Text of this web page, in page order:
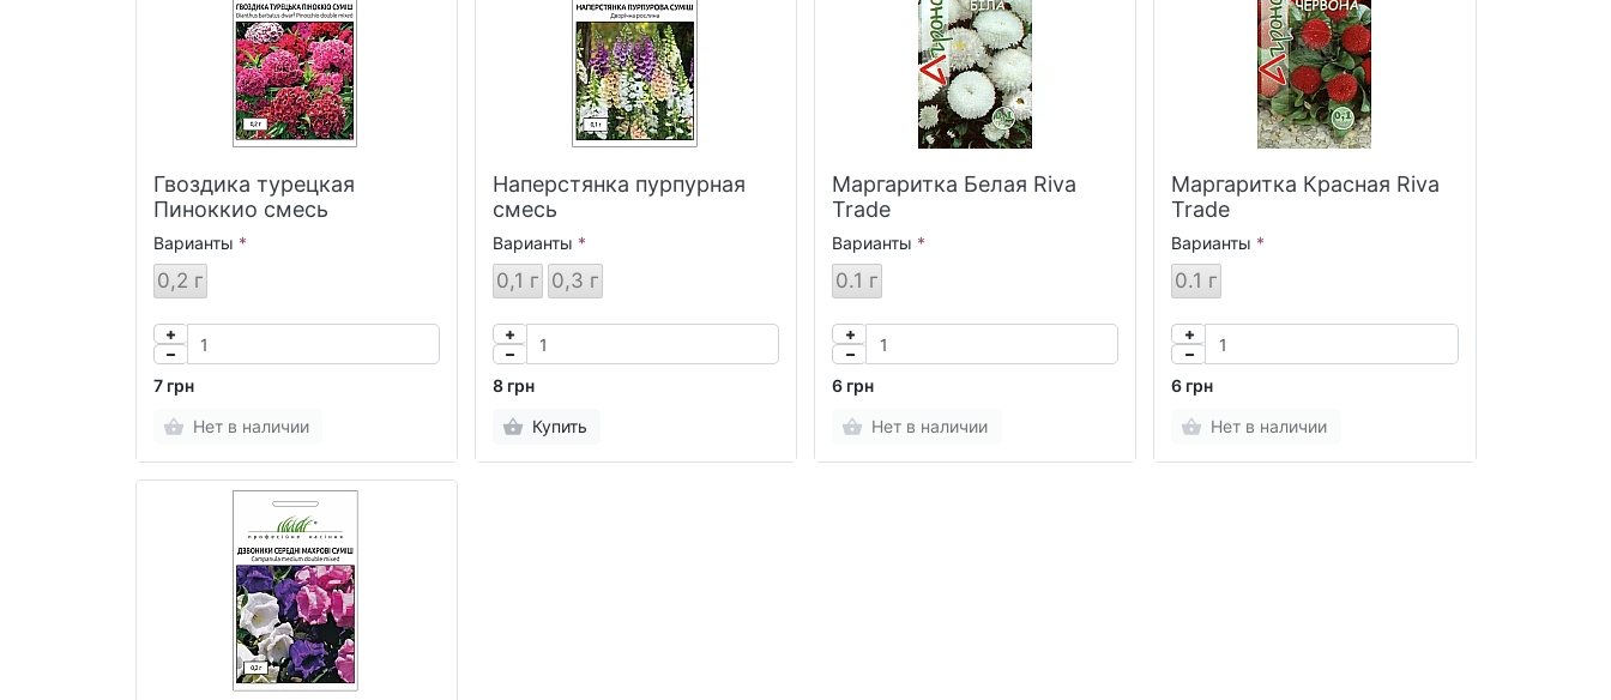
Гвоздика турецкая
Пиноккио смесь
Варианты
0,2 г
7 грн
Нет в наличии
Наперстянка пурпурная
смесь
Варианты
0,1 г 0,3 г
8 грн
Купить
Маргаритка Белая Riva
Trade
Варианты
0.1 г
6 грн
Нет в наличии
Маргаритка Красная Riva
Trade
Варианты
0.1 г
6 грн
Нет в наличии